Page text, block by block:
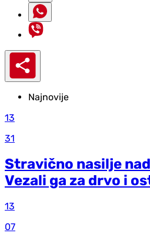
Najnovije
13
31
Stravično nasilje
Vezali ga za drvo i
13
07